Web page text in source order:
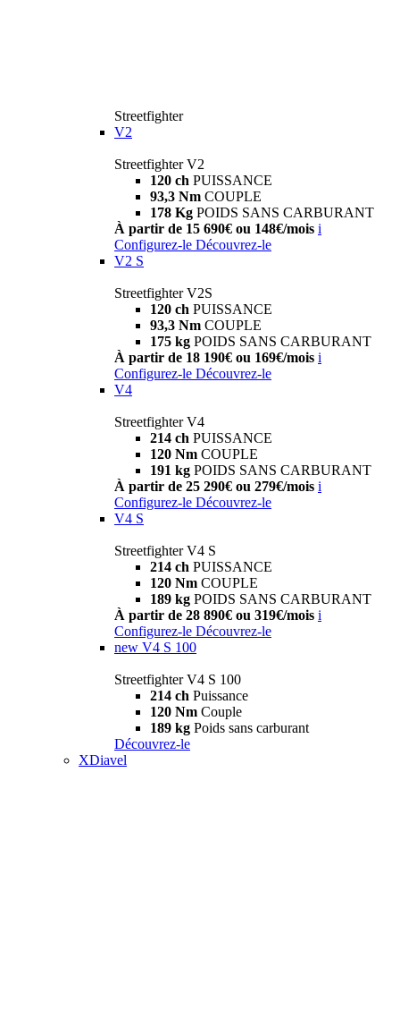
Streetfighter
V2
Streetfighter V2
120 ch PUISSANCE
93,3 Nm COUPLE
178 Kg POIDS SANS CARBURANT
À partir de 15 690€ ou 148€/mois i
Configurez-le Découvrez-le
V2 S
Streetfighter V2S
120 ch PUISSANCE
93,3 Nm COUPLE
175 kg POIDS SANS CARBURANT
À partir de 18 190€ ou 169€/mois i
Configurez-le Découvrez-le
V4
Streetfighter V4
214 ch PUISSANCE
120 Nm COUPLE
191 kg POIDS SANS CARBURANT
À partir de 25 290€ ou 279€/mois i
Configurez-le Découvrez-le
V4 S
Streetfighter V4 S
214 ch PUISSANCE
120 Nm COUPLE
189 kg POIDS SANS CARBURANT
À partir de 28 890€ ou 319€/mois i
Configurez-le Découvrez-le
new V4 S 100
Streetfighter V4 S 100
214 ch Puissance
120 Nm Couple
189 kg Poids sans carburant
Découvrez-le
XDiavel